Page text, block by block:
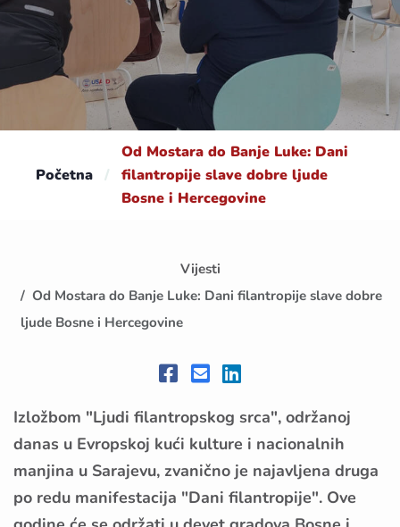
Početna /
Od Mostara do Banje Luke: Dani
filantropije slave dobre ljude
Bosne i Hercegovine
Vijesti
Od Mostara do Banje Luke: Dani filantropije slave dobre
ljude Bosne i Hercegovine
Izložbom "Ljudi filantropskog srca", održanoj
danas u Evropskoj kući kulture i nacionalnih
manjina u Sarajevu, zvanično je najavljena druga
po redu manifestacija "Dani filantropije". Ove